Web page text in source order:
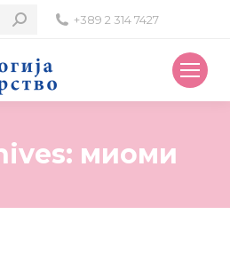
+389 2 314 7427
миоми